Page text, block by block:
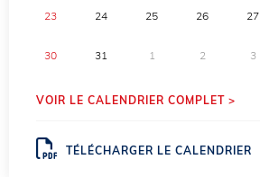
23 24 25 26 27
30 31 1 2 3
VOIR LE CALENDRIER COMPLET >
TÉLÉCHARGER LE CALENDRIER